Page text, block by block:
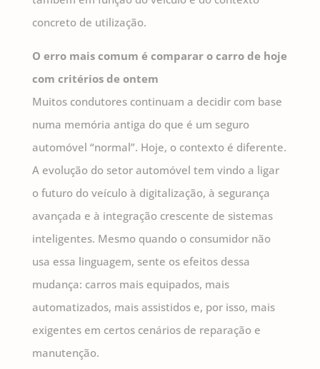
concreto de utilização.
O erro mais comum é comparar o carro de hoje
com critérios de ontem
Muitos condutores continuam a decidir com base
numa memória antiga do que é um seguro
automóvel “normal”. Hoje, o contexto é diferente.
A evolução do setor automóvel tem vindo a ligar
o futuro do veículo à digitalização, à segurança
avançada e à integração crescente de sistemas
inteligentes. Mesmo quando o consumidor não
usa essa linguagem, sente os efeitos dessa
mudança: carros mais equipados, mais
automatizados, mais assistidos e, por isso, mais
exigentes em certos cenários de reparação e
manutenção.